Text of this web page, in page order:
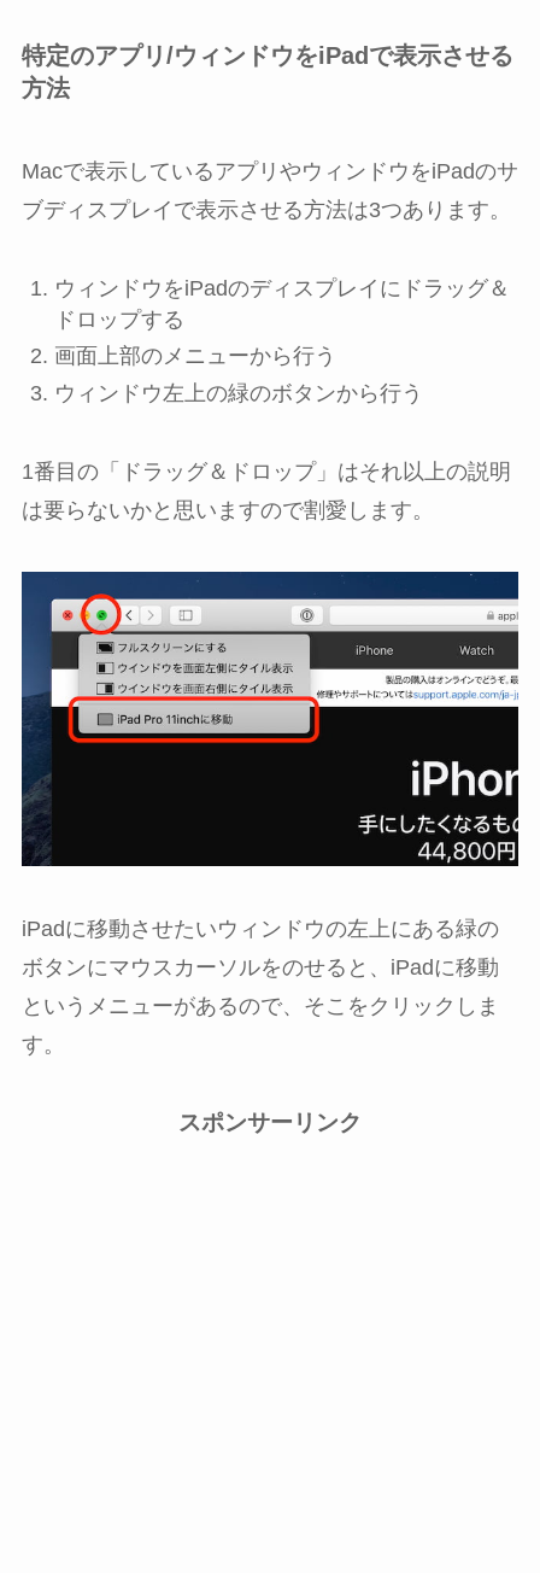
特定のアプリ/ウィンドウをiPadで表示させる
方法
Macで表示しているアプリやウィンドウをiPadのサ
ブディスプレイで表示させる方法は3つあります。
ウィンドウをiPadのディスプレイにドラッグ＆
ドロップする
画面上部のメニューから行う
ウィンドウ左上の緑のボタンから行う
1番目の「ドラッグ＆ドロップ」はそれ以上の説明
は要らないかと思いますので割愛します。
iPadに移動させたいウィンドウの左上にある緑の
ボタンにマウスカーソルをのせると、iPadに移動
というメニューがあるので、そこをクリックしま
す。
スポンサーリンク